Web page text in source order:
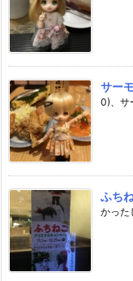
サー
0)、サ
ふち
かった